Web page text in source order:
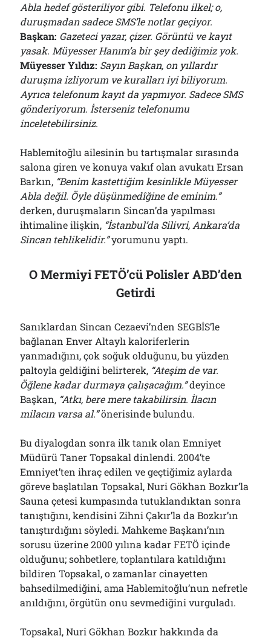
Abla hedef gösteriliyor gibi. Telefonu ilkel; o,
duruşmadan sadece SMS’le notlar geçiyor.
Başkan: Gazeteci yazar, çizer. Görüntü ve kayıt
yasak. Müyesser Hanım’a bir şey dediğimiz yok.
Müyesser Yıldız: Sayın Başkan, on yıllardır
duruşma izliyorum ve kuralları iyi biliyorum.
Ayrıca telefonum kayıt da yapmıyor. Sadece SMS
gönderiyorum. İsterseniz telefonumu
inceletebilirsiniz.
Hablemitoğlu ailesinin bu tartışmalar sırasında
salona giren ve konuya vakıf olan avukatı Ersan
Barkın, “Benim kastettiğim kesinlikle Müyesser
Abla değil. Öyle düşünmedîğine de eminim.”
derken, duruşmaların Sincan’da yapılması
ihtimaline ilişkin, “İstanbul’da Silivri, Ankara’da
Sincan tehlikelidir.”yorumunu yaptı.
O Mermiyi FETÖ’cü Polisler ABD’den
Getirdi
Sanıklardan Sincan Cezaevi’nden SEGBİS’le
bağlanan Enver Altaylı kaloriferlerin
yanmadığını, çok soğuk olduğunu, bu yüzden
paltoyla geldiğini belirterek, “Ateşim de var.
Öğlene kadar durmaya çalışacağım.”deyince
Başkan, “Atkı, bere mere takabilirsin. İlacın
milacın varsa al.”önerisinde bulundu.
Bu diyalogdan sonra ilk tanık olan Emniyet
Müdürü Taner Topsakal dinlendi. 2004’te
Emniyet’ten ihraç edilen ve geçtiğimiz aylarda
göreve başlatılan Topsakal, Nuri Gökhan Bozkır’la
Sauna çetesi kumpasında tutuklandıktan sonra
tanıştığını, kendisini Zihni Çakır’la da Bozkır’ın
tanıştırdığını söyledi. Mahkeme Başkanı’nın
sorusu üzerine 2000 yılına kadar FETÖ içinde
olduğunu; sohbetlere, toplantılara katıldığını
bildiren Topsakal, o zamanlar cinayetten
bahsedilmediğini, ama Hablemitoğlu’nun nefretle
anıldığını, örgütün onu sevmediğini vurguladı.
Topsakal, Nuri Gökhan Bozkır hakkında da